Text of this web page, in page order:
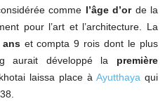
comme l’âge d’orde la
pour l’art et l’architecture. La
anset compta 9 rois dont le plus
aurait développé la première
laissa place à Ayutthaya qui